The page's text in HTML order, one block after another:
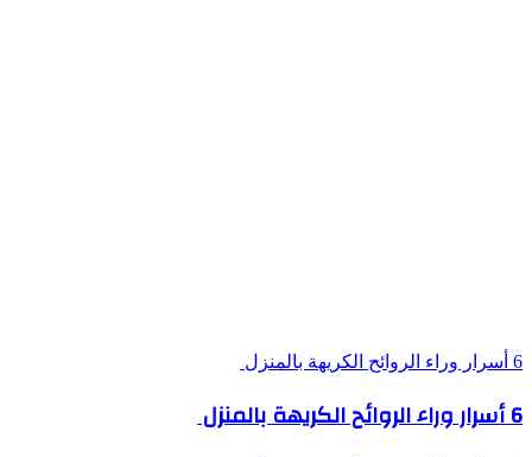
6 أسرار وراء الروائح الكريهة بالمنزل
6 أسرار وراء الروائح الكريهة بالمنزل